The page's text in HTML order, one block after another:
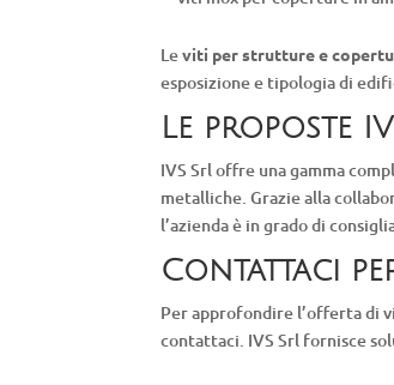
Leviti per strutture e
esposizione e tipologia di
Le proposte
IVS Srl offre una gamma
metalliche. Grazie alla
l’azienda è in grado di
Contattaci
Per approfondire l’offerta di
contattaci. IVS Srl fornisce